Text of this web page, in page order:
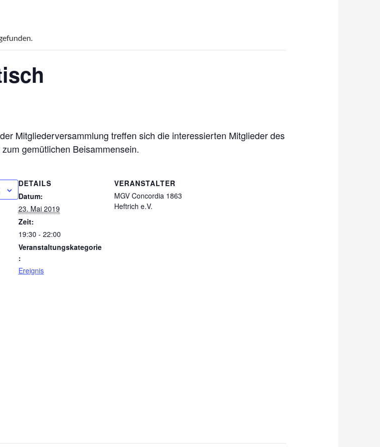
Mitgliederversammlung treffen sich die interessierten Mitglieder des
gemütlichen Beisammensein.
DETAILS
Datum:
23. Mai 2019
Zeit:
19:30 - 22:00
Veranstaltungskategorie
:
Ereignis
VERANSTALTER
MGV Concordia 1863
Heftrich e.V.